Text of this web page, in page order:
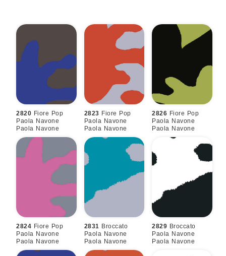
2820 Fiore Pop
Paola Navone
Paola Navone
2823 Fiore Pop
Paola Navone
Paola Navone
2826 Fiore Pop
Paola Navone
Paola Navone
2824 Fiore Pop
Paola Navone
Paola Navone
2831
Broccato
Paola Navone
Paola Navone
2829 Broccato
Paola Navone
Paola Navone